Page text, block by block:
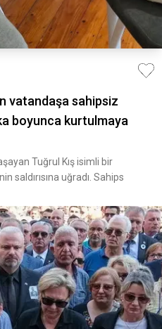
vatandaşa sahipsiz
boyunca kurtulmaya
Tuğrul Kış isimli bir
saldırısına uğradı. Sahips